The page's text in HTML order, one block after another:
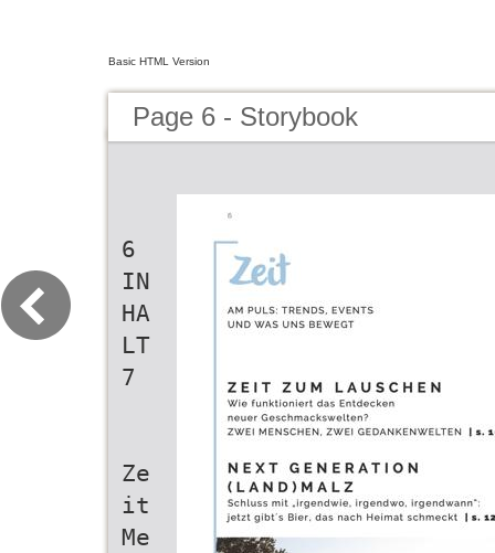
Basic HTML Version
Page 6 - Storybook
6
IN
HA
LT
7
Ze
it
Me